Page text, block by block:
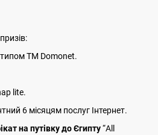
ТМ Domonet.
lite.
6 місяцям послуг Інтернет.
на путівку до Єгипту“All